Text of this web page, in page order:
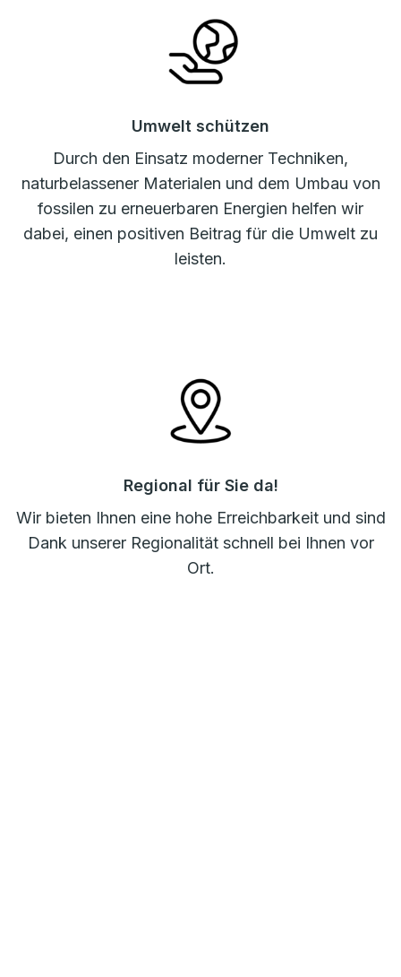
Umwelt schützen
Durch den Einsatz moderner Techniken,
naturbelassener Materialen und dem Umbau von
fossilen zu erneuerbaren Energien helfen wir
dabei, einen positiven Beitrag für die Umwelt zu
leisten.
Regional für Sie da!
Wir bieten Ihnen eine hohe Erreichbarkeit und sind
Dank unserer Regionalität schnell bei Ihnen vor
Ort.